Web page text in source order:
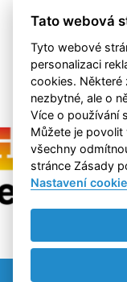
Tato webová
Tyto webové
personalizaci
cookies. Některé
nezbytné, ale o
Více o používání
Můžete je
všechny
stránce Zásady
Nastavení